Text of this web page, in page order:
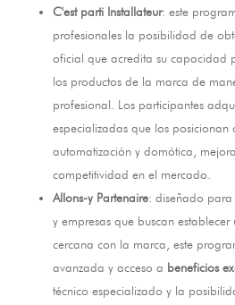
C'est parti Installateur: este
profesionales la posibilidad de
oficial que acredita su capacidad
los productos de la marca de
profesional
Los participantes
especializadas que los posicionan
automatización y domótica
competitividad en el mercado
Allons-y Partenaire: diseñado para
y empresas que buscan
cercana con la marca este
avanzada y acceso a beneficios
técnico especializado y la